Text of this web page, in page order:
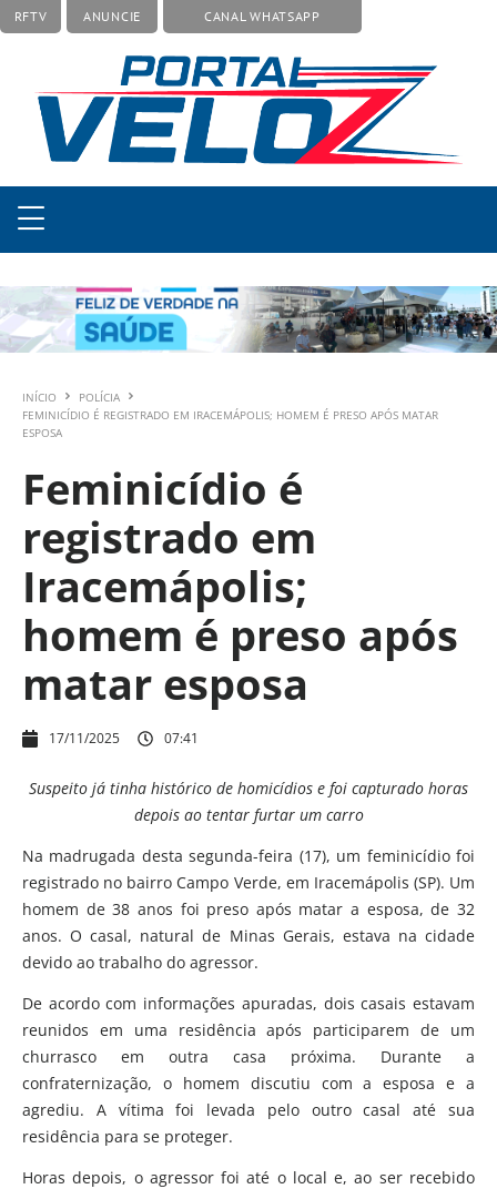
RFTV ANUNCIE CANAL WHATSAPP
INÍCIO
POLÍCIA
FEMINICÍDIO É REGISTRADO EM IRACEMÁPOLIS; HOMEM É PRESO APÓS MATAR
ESPOSA
Feminicídio é
registrado em
Iracemápolis;
homem é preso após
matar esposa
17/11/2025 07:41
Suspeito já tinha histórico de homicídios e foi capturado horas
depois ao tentar furtar um carro
Na madrugada desta segunda-feira (17), um feminicídio foi
registrado no bairro Campo Verde, em Iracemápolis (SP). Um
homem de 38 anos foi preso após matar a esposa, de 32
anos. O casal, natural de Minas Gerais, estava na cidade
devido ao trabalho do agressor.
De acordo com informações apuradas, dois casais estavam
reunidos em uma residência após participarem de um
churrasco em outra casa próxima. Durante a
confraternização, o homem discutiu com a esposa e a
agrediu. A vítima foi levada pelo outro casal até sua
residência para se proteger.
Horas depois, o agressor foi até o local e, ao ser recebido